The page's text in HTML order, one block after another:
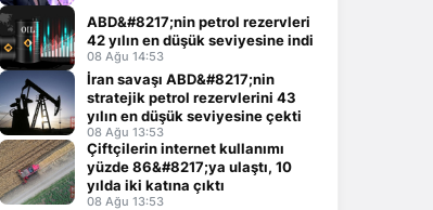
ABD&#8217;nin petrol rezervleri
42 yılın en düşük seviyesine indi
08 Ağu 14:53
İran savaşı ABD&#8217;nin
stratejik petrol rezervlerini 43
yılın en düşük seviyesine çekti
08 Ağu 13:53
Çiftçilerin internet kullanımı
yüzde 86&#8217;ya ulaştı, 10
yılda iki katına çıktı
08 Ağu 13:53